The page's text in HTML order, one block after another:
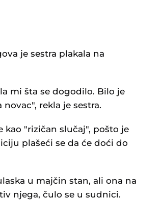
je sestra plakala na
mi šta se dogodilo. Bilo je
rekla je sestra.
kao "rizičan slučaj", pošto je
plašeći se da će doći do
u majčin stan, ali ona na
njega, čulo se u sudnici.